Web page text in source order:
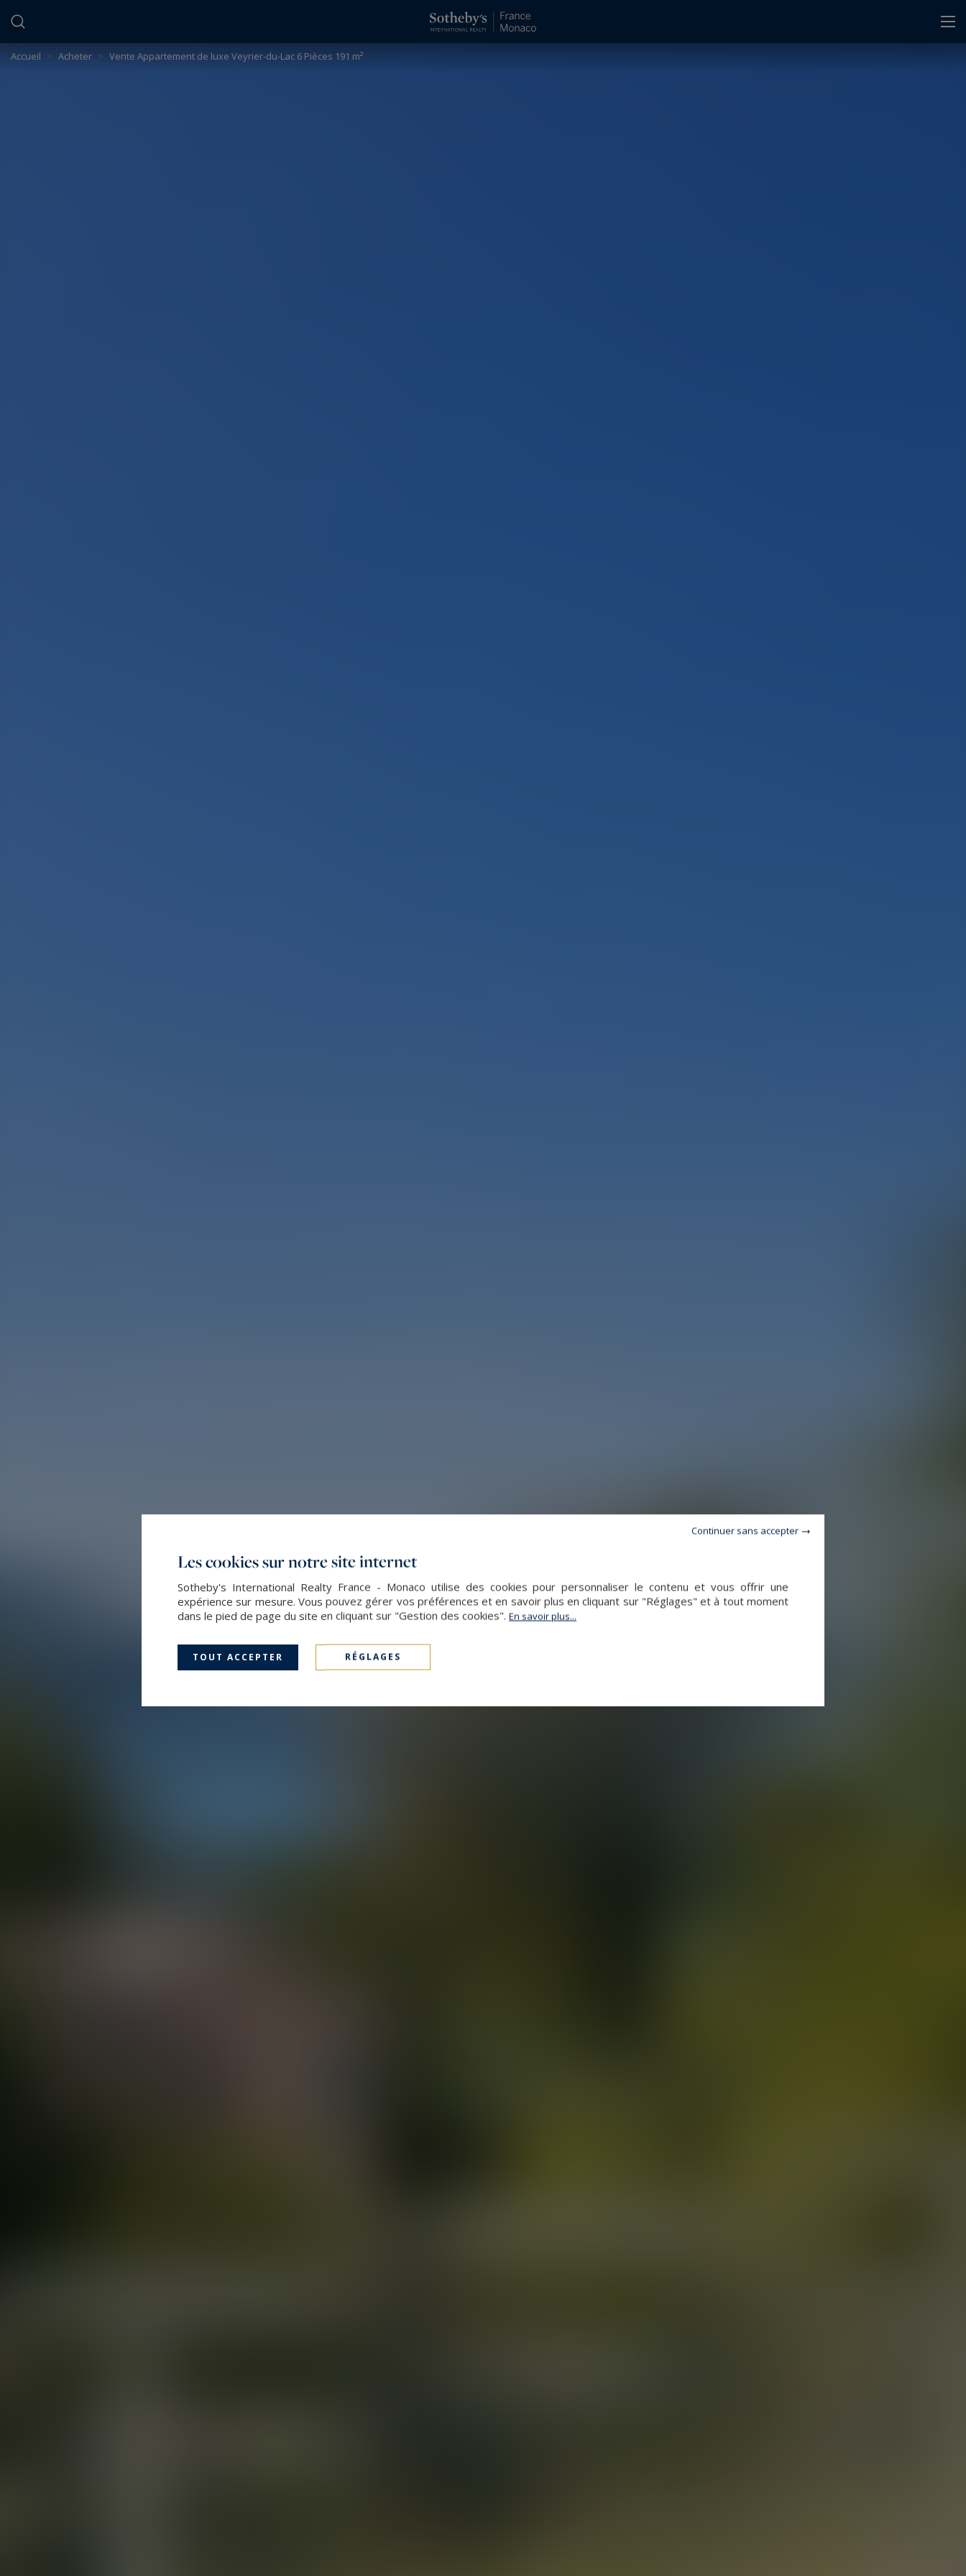
Accueil > Acheter > Vente Appartement de luxe Veyrier-du-Lac 6 Pièces 191 m²
Les cookies sur notre site internet
Sotheby's International Realty France - Monaco utilise des cookies pour personnaliser le contenu et vous offrir une
expérience sur mesure. Vous pouvez gérer vos préférences et en savoir plus en cliquant sur "Réglages" et à tout moment
dans le pied de page du site en cliquant sur "Gestion des cookies". En savoir plus...
TOUT ACCEPTER RÉGLAGES
Continuer sans accepter